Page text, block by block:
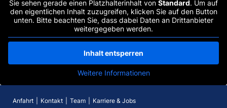
Sie sehen gerade einen Platzhalterinhalt von Standard. Um auf
den eigentlichen Inhalt zuzugreifen, klicken Sie auf den Button
unten. Bitte beachten Sie, dass dabei Daten an Drittanbieter
weitergegeben werden.
Inhalt entsperren
Weitere Informationen
Anfahrt Kontakt Team Karriere & Jobs